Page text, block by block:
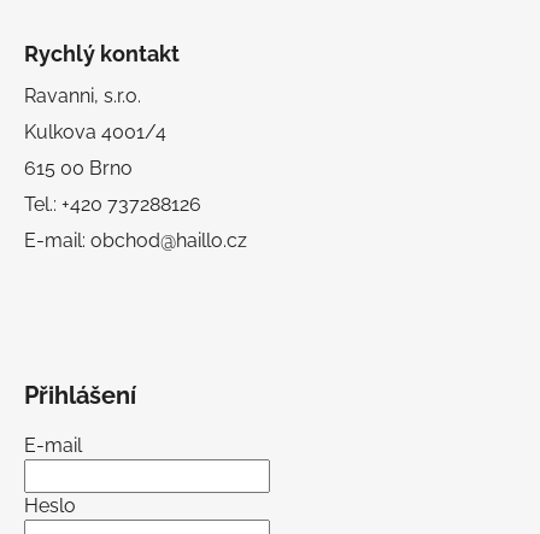
Rychlý kontakt
Ravanni, s.r.o.
Kulkova 4001/4
615 00 Brno
Tel.: +420 737288126
E-mail: obchod@haillo.cz
Přihlášení
E-mail
Heslo